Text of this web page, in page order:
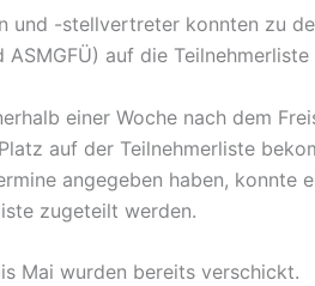
und -stellvertreter konnten zu
ASMGFÜ) auf die
einer Woche nach dem
auf der Teilnehmerliste
angegeben haben, konnte
zugeteilt werden.
Mai wurden bereits verschickt.